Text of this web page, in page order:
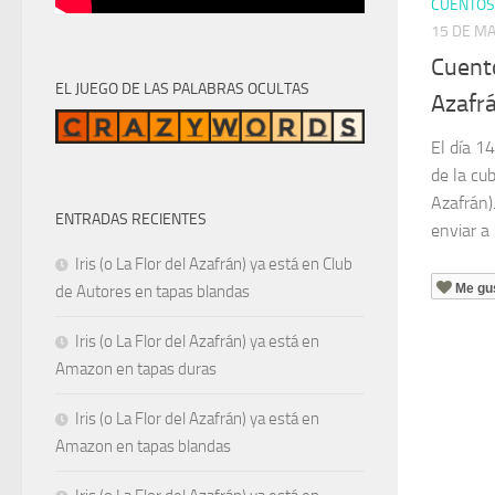
CUENTOS
15 DE
El día
de la
enviar a
Me
EL JUEGO DE LAS PALABRAS OCULTAS
ENTRADAS RECIENTES
Iris (o La Flor del Azafrán) ya está en Club
de Autores en tapas blandas
Iris (o La Flor del Azafrán) ya está en
Amazon en tapas duras
Iris (o La Flor del Azafrán) ya está en
Amazon en tapas blandas